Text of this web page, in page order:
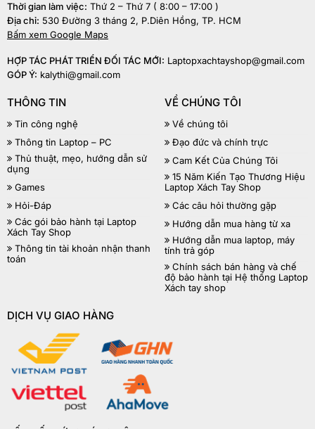
Thời gian làm việc: Thứ 2 – Thứ 7 ( 8:00 – 17:00 )
Địa chỉ: 530 Đường 3 tháng 2, P.Diên Hồng, TP. HCM
Bấm xem Google Maps
HỢP TÁC PHÁT TRIỂN ĐỐI TÁC MỚI: Laptopxachtayshop@gmail.com
GÓP Ý: kalythi@gmail.com
THÔNG TIN
Tin công nghệ
Thông tin Laptop – PC
Thủ thuật, mẹo, hướng dẫn sử
dụng
Games
Hỏi-Đáp
Các gói bảo hành tại Laptop
Xách Tay Shop
Thông tin tài khoản nhận thanh
toán
VỀ CHÚNG TÔI
Về chúng tôi
Đạo đức và chính trực
Cam Kết Của Chúng Tôi
15 Năm Kiến Tạo Thương Hiệu
Laptop Xách Tay Shop
Các câu hỏi thường gặp
Hướng dẫn mua hàng từ xa
Hướng dẫn mua laptop, máy
tính trả góp
Chính sách bán hàng và chế
độ bảo hành tại Hệ thống Laptop
Xách tay shop
DỊCH VỤ GIAO HÀNG